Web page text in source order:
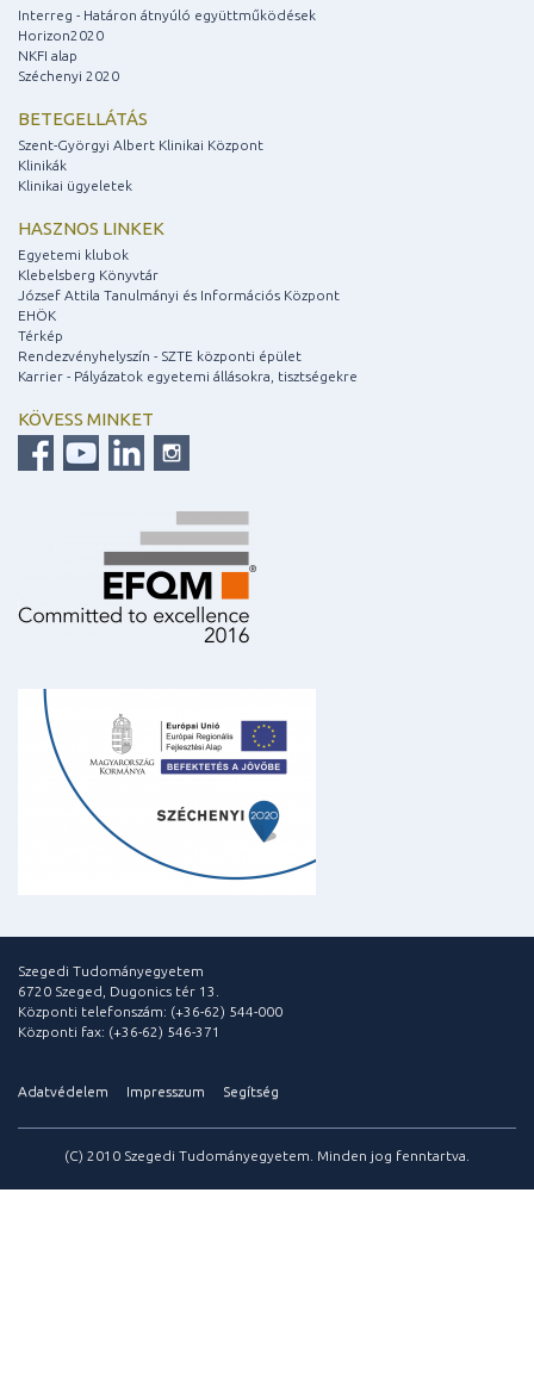
Interreg - Határon átnyúló együttműködések
Horizon2020
NKFI alap
Széchenyi 2020
BETEGELLÁTÁS
Szent-Györgyi Albert Klinikai Központ
Klinikák
Klinikai ügyeletek
HASZNOS LINKEK
Egyetemi klubok
Klebelsberg Könyvtár
József Attila Tanulmányi és Információs Központ
EHÖK
Térkép
Rendezvényhelyszín - SZTE központi épület
Karrier - Pályázatok egyetemi állásokra, tisztségekre
KÖVESS MINKET
Szegedi Tudományegyetem
6720 Szeged, Dugonics tér 13.
Központi telefonszám: (+36-62) 544-000
Központi fax: (+36-62) 546-371
Adatvédelem Impresszum Segítség
(C) 2010 Szegedi Tudományegyetem. Minden jog fenntartva.